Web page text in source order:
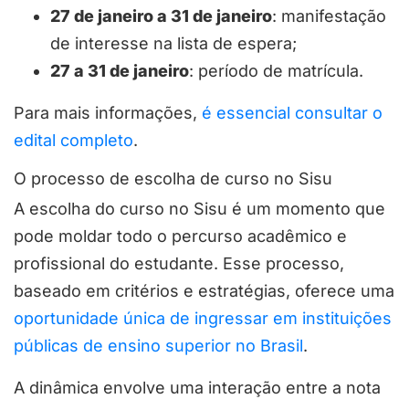
27 de janeiro a 31 de janeiro: manifestação
de interesse na lista de espera;
27 a 31 de janeiro: período de matrícula.
Para mais informações, é essencial consultar o
edital completo.
O processo de escolha de curso no Sisu
A escolha do curso no Sisu é um momento que
pode moldar todo o percurso acadêmico e
profissional do estudante. Esse processo,
baseado em critérios e estratégias, oferece uma
oportunidade única de ingressar em instituições
públicas de ensino superior no Brasil.
A dinâmica envolve uma interação entre a nota